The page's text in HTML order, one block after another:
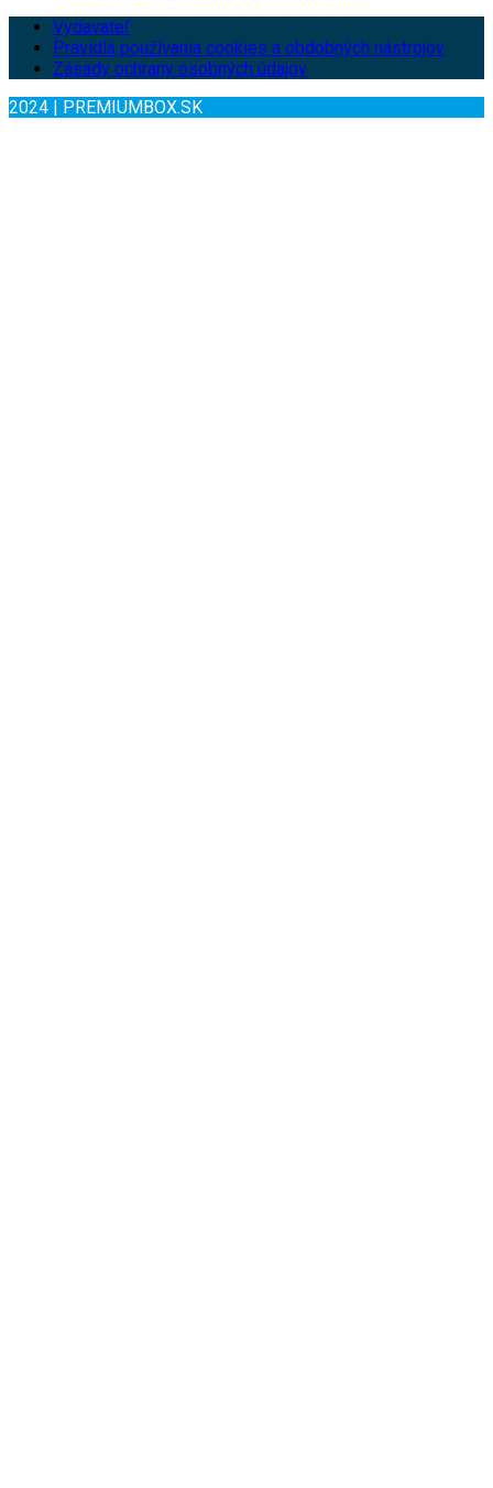
Vydavateľ
Pravidlá používania cookies a obdobných nástrojov
Zásady ochrany osobných údajov
2024 | PREMIUMBOX.SK